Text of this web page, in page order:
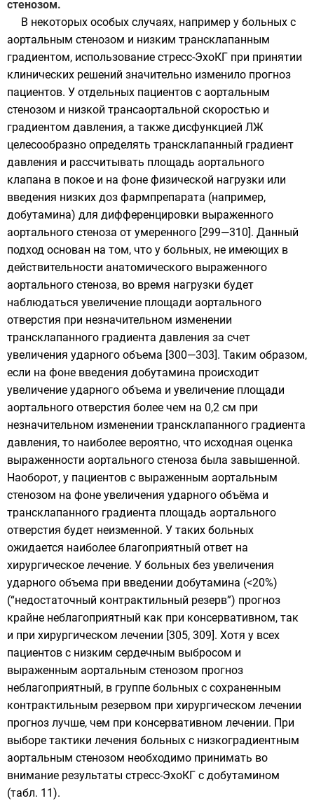
стенозом.
В некоторых особых случаях, например у больных с
аортальным стенозом и низким трансклапанным
градиентом, использование стресс-ЭхоКГ при принятии
клинических решений значительно изменило прогноз
пациентов. У отдельных пациентов с аортальным
стенозом и низкой трансаортальной скоростью и
градиентом давления, а также дисфункцией ЛЖ
целесообразно определять трансклапанный градиент
давления и рассчитывать площадь аортального
клапана в покое и на фоне физической нагрузки или
введения низких доз фармпрепарата (например,
добутамина) для дифференцировки выраженного
аортального стеноза от умеренного [299—310]. Данный
подход основан на том, что у больных, не имеющих в
действительности анатомического выраженного
аортального стеноза, во время нагрузки будет
наблюдаться увеличение площади аортального
отверстия при незначительном изменении
трансклапанного градиента давления за счет
увеличения ударного объема [300—303]. Таким образом,
если на фоне введения добутамина происходит
увеличение ударного объема и увеличение площади
аортального отверстия более чем на 0,2 см при
незначительном изменении трансклапанного градиента
давления, то наиболее вероятно, что исходная оценка
выраженности аортального стеноза была завышенной.
Наоборот, у пациентов с выраженным аортальным
стенозом на фоне увеличения ударного объёма и
трансклапанного градиента площадь аортального
отверстия будет неизменной. У таких больных
ожидается наиболее благоприятный ответ на
хирургическое лечение. У больных без увеличения
ударного объема при введении добутамина (<20%)
(“недостаточный контрактильный резерв”) прогноз
крайне неблагоприятный как при консервативном, так
и при хирургическом лечении [305, 309]. Хотя у всех
пациентов с низким сердечным выбросом и
выраженным аортальным стенозом прогноз
неблагоприятный, в группе больных с сохраненным
контрактильным резервом при хирургическом лечении
прогноз лучше, чем при консервативном лечении. При
выборе тактики лечения больных с низкоградиентным
аортальным стенозом необходимо принимать во
внимание результаты стресс-ЭхоКГ с добутамином
(табл. 11).